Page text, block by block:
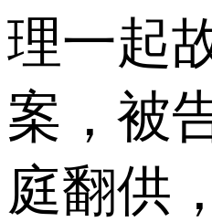
理一起
案，被
庭翻供